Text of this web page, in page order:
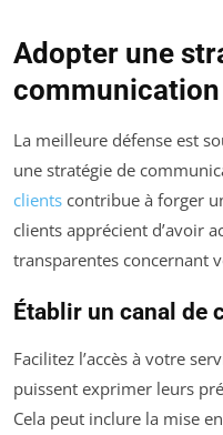
Adopter une
La meilleure défense est
une stratégie de
clients contribue à forger
clients apprécient d’avoir
transparentes concernant
Établir un canal de
Facilitez l’accès à votre
puissent exprimer leurs
Cela peut inclure la mise